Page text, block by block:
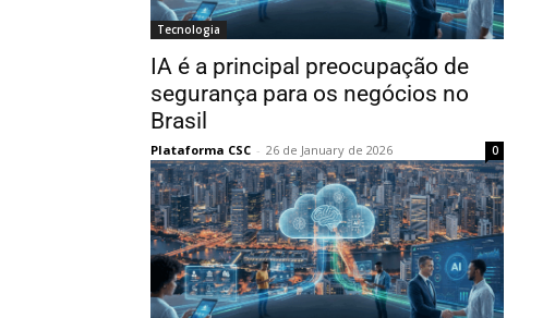
Tecnologia
IA é a principal preocupação de
segurança para os negócios no
Brasil
Plataforma CSC - 26 de January de 2026 0